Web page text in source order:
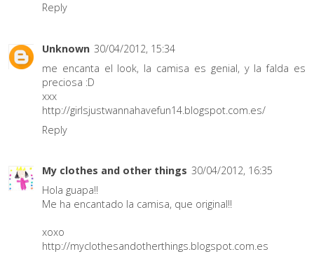
Reply
Unknown 30/04/2012, 15:34
me encanta el look, la camisa es genial, y la falda es
preciosa :D
xxx
http://girlsjustwannahavefun14.blogspot.com.es/
Reply
My clothes and other things 30/04/2012, 16:35
Hola guapa!!
Me ha encantado la camisa, que original!!
xoxo
http://myclothesandotherthings.blogspot.com.es